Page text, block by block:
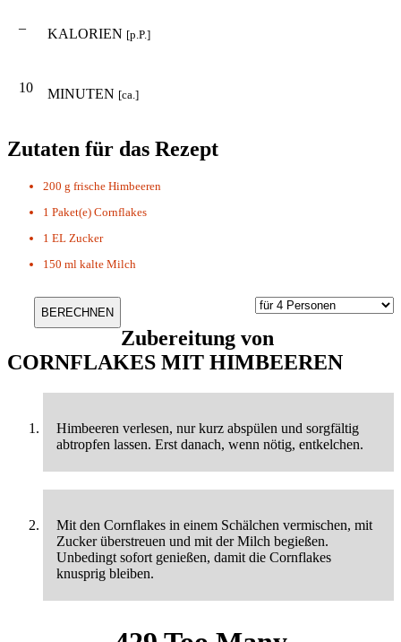
– KALORIEN [p.P.]
10 MINUTEN [ca.]
Zutaten für das Rezept
200 g frische Himbeeren
1 Paket(e) Cornflakes
1 EL Zucker
150 ml kalte Milch
Zubereitung von
CORNFLAKES MIT HIMBEEREN
Himbeeren verlesen, nur kurz abspülen und sorgfältig
abtropfen lassen. Erst danach, wenn nötig, entkelchen.
Mit den Cornflakes in einem Schälchen vermischen, mit
Zucker überstreuen und mit der Milch begießen.
Unbedingt sofort genießen, damit die Cornflakes
knusprig bleiben.